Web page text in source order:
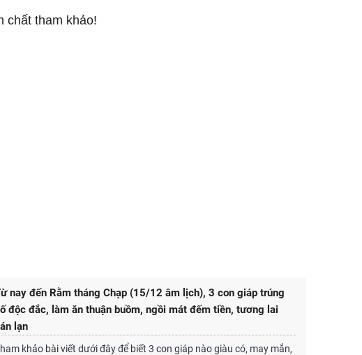
chất tham khảo!
nay đến Rằm tháng Chạp (15/12 âm lịch), 3 con giáp trúng
độc đắc, làm ăn thuận buồm, ngồi mát đếm tiền, tương lai
lạn
khảo bài viết dưới đây để biết 3 con giáp nào giàu có, may mắn,